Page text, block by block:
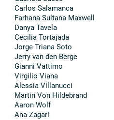
Carlos Salamanca
Farhana Sultana Maxwell
Danya Tavela
Cecilia Tortajada
Jorge Triana Soto
Jerry van den Berge
Gianni Vattimo
Virgilio Viana
Alessia Villanucci
Martin Von Hildebrand
Aaron Wolf
Ana Zagari